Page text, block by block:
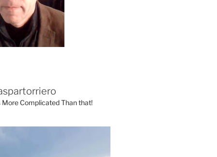
More Complicated Than that!